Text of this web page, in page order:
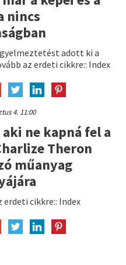
nincs
adott ki a
az erdeti cikkre:: Index
4. 11:00
ne kapná fel a
Theron
műanyag
erdeti cikkre:: Index